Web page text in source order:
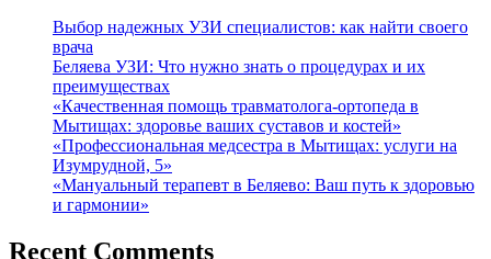
Выбор надежных УЗИ специалистов: как найти своего
врача
Беляева УЗИ: Что нужно знать о процедурах и их
преимуществах
«Качественная помощь травматолога-ортопеда в
Мытищах: здоровье ваших суставов и костей»
«Профессиональная медсестра в Мытищах: услуги на
Изумрудной, 5»
«Мануальный терапевт в Беляево: Ваш путь к здоровью
и гармонии»
Recent Comments